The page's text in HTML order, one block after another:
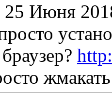
25 Июня